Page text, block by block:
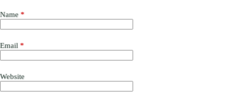
Name *
Email *
Website